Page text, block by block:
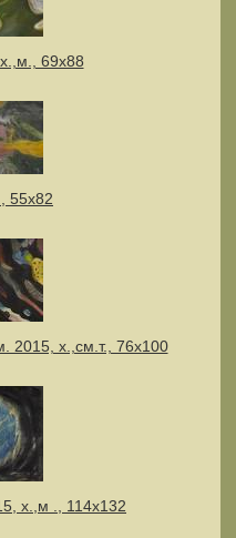
69х88
55х82
2015, х.,см.т., 76х100
х.,м ., 114х132